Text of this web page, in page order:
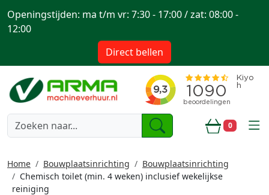
0
Openingstijden: ma t/m vr: 7:30 - 17:00 / zat: 08:00 -
12:00
Direct bellen
Home Bouwplaatsinrichting
Bouwplaatsinrichting
Chemisch toilet (min. 4 weken) inclusief wekelijkse
reiniging